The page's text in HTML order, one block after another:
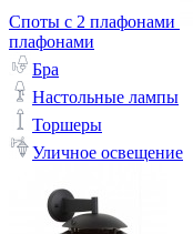
Споты с 2 плафонами
плафонами
Бра
Настольные лампы
Торшеры
Уличное освещение